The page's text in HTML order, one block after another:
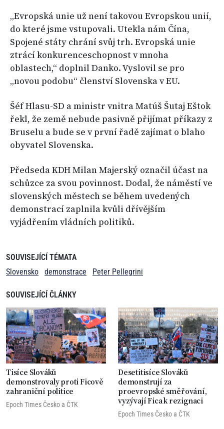
„Evropská unie už není takovou Evropskou unií,
do které jsme vstupovali. Utekla nám Čína,
Spojené státy chrání svůj trh. Evropská unie
ztrácí konkurenceschopnost v mnoha
oblastech,“ doplnil Danko. Vyslovil se pro
„novou podobu“ členství Slovenska v EU.
Šéf Hlasu-SD a ministr vnitra Matúš Šutaj Eštok
řekl, že země nebude pasivně přijímat příkazy z
Bruselu a bude se v první řadě zajímat o blaho
obyvatel Slovenska.
Předseda KDH Milan Majerský označil účast na
schůzce za svou povinnost. Dodal, že náměstí ve
slovenských městech se během uvedených
demonstrací zaplnila kvůli dřívějším
vyjádřením vládních politiků.
SOUVISEJÍCÍ TÉMATA
Slovensko
demonstrace Peter Pellegrini
SOUVISEJÍCÍ ČLÁNKY
Tisíce Slováků
demonstrovaly proti Ficově
zahraniční politice
Epoch Times Česko a ČTK
Desetitisíce Slováků
demonstrují za
proevropské směřování,
vyzývají Fica k rezignaci
Epoch Times Česko a ČTK